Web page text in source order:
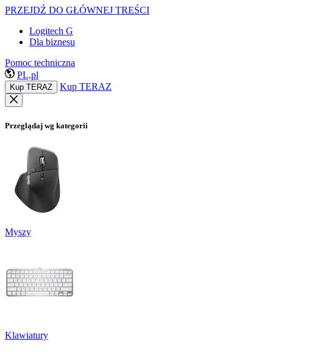
PRZEJDŹ DO GŁÓWNEJ TREŚCI
Logitech G
Dla biznesu
Pomoc techniczna
PL,pl
Kup TERAZ Kup TERAZ
Przeglądaj wg kategorii
Myszy
Klawiatury